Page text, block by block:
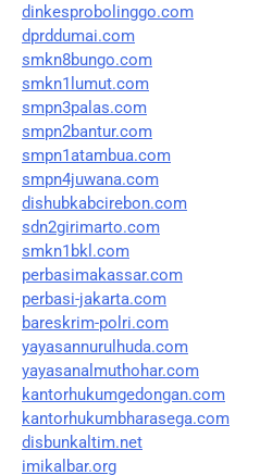
dinkesprobolinggo.com
dprddumai.com
smkn8bungo.com
smkn1lumut.com
smpn3palas.com
smpn2bantur.com
smpn1atambua.com
smpn4juwana.com
dishubkabcirebon.com
sdn2girimarto.com
smkn1bkl.com
perbasimakassar.com
perbasi-jakarta.com
bareskrim-polri.com
yayasannurulhuda.com
yayasanalmuthohar.com
kantorhukumgedongan.com
kantorhukumbharasega.com
disbunkaltim.net
imikalbar.org